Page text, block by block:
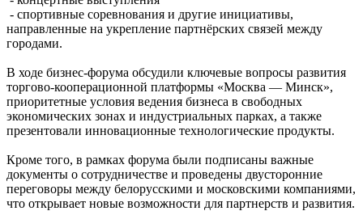
- спортивные соревнования и другие инициативы,
направленные на укрепление партнёрских связей между
городами.
В ходе бизнес‑форума обсудили ключевые вопросы развития
торгово‑кооперационной платформы «Москва — Минск»,
приоритетные условия ведения бизнеса в свободных
экономических зонах и индустриальных парках, а также
презентовали инновационные технологические продукты.
Кроме того, в рамках форума были подписаны важные
документы о сотрудничестве и проведены двусторонние
переговоры между белорусскими и московскими компаниями,
что открывает новые возможности для партнерств и развития.